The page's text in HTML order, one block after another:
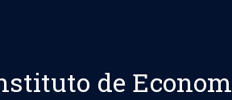
de